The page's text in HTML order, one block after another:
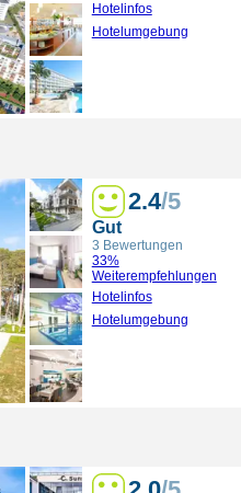
Hotelinfos
Hotelumgebung
2.4/5
Gut
3 Bewertungen
33%
Weiterempfehlungen
Hotelinfos
Hotelumgebung